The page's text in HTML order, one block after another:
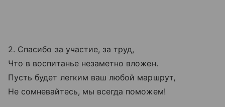
2. Спасибо за участие, за труд,
Что в воспитанье незаметно вложен.
Пусть будет легким ваш любой маршрут,
Не сомневайтесь, мы всегда поможем!